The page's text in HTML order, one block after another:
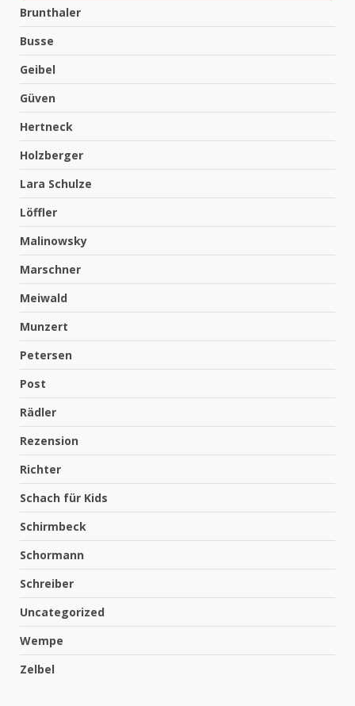
Brunthaler
Busse
Geibel
Güven
Hertneck
Holzberger
Lara Schulze
Löffler
Malinowsky
Marschner
Meiwald
Munzert
Petersen
Post
Rädler
Rezension
Richter
Schach für Kids
Schirmbeck
Schormann
Schreiber
Uncategorized
Wempe
Zelbel